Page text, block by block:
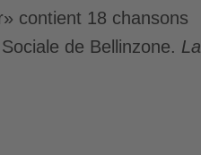
contient 18 chansons
de Bellinzone. La